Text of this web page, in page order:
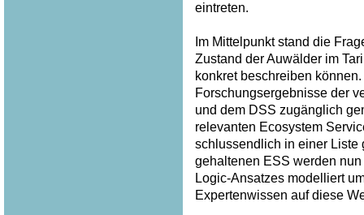
eintreten.
Im Mittelpunkt stand die
Zustand der Auwälder im
konkret beschreiben
Forschungsergebnisse der
und dem DSS zugänglich
relevanten Ecosystem
schlussendlich in einer Liste
gehaltenen ESS werden
Logic-Ansatzes modelliert
Expertenwissen auf diese